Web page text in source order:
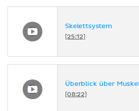
Skelettsystem
[25:12]
Überblick über
[08:22]